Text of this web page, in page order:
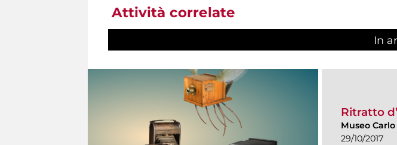
Attività correlate
In
Ritratto
Museo
29/10/2017